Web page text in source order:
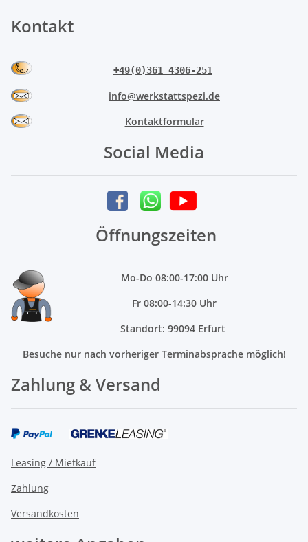
Kontakt
+49(0)361 4306-251
info@werkstattspezi.de
Kontaktformular
Social Media
Öffnungszeiten
Mo-Do 08:00-17:00 Uhr
Fr 08:00-14:30 Uhr
Standort: 99094 Erfurt
Besuche nur nach vorheriger Terminabsprache möglich!
Zahlung & Versand
Leasing / Mietkauf
Zahlung
Versandkosten